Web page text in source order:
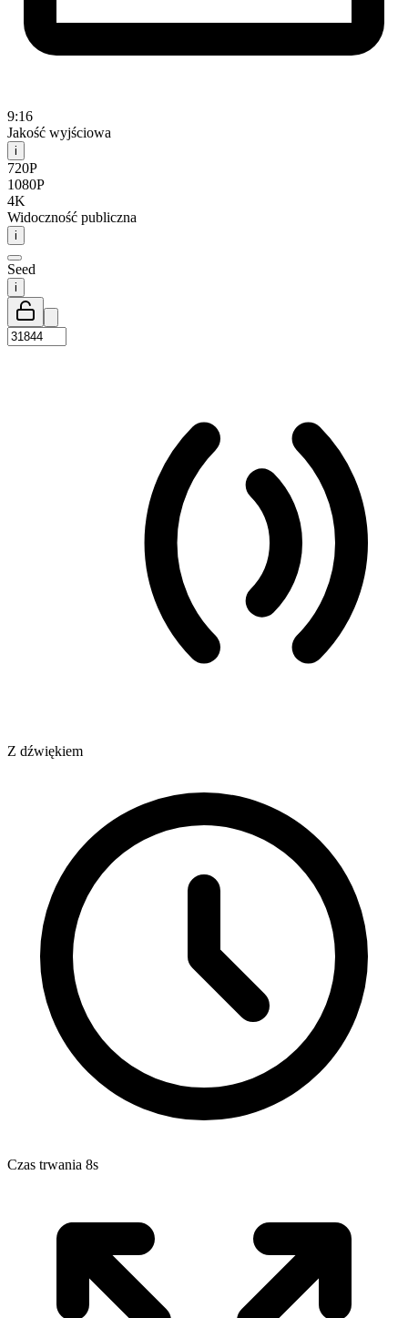
9:16
Jakość wyjściowa
i
720P
1080P
4K
Widoczność publiczna
i
Seed
i
Z dźwiękiem
Czas trwania 8s